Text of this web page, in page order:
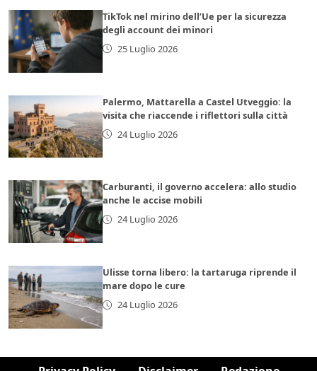
TikTok nel mirino dell’Ue per la sicurezza
degli account dei minori
25 Luglio 2026
Palermo, Mattarella a Castel Utveggio: la
visita che riaccende i riflettori sulla città
24 Luglio 2026
Carburanti, il governo accelera: allo studio
anche le accise mobili
24 Luglio 2026
Ulisse torna libero: la tartaruga riprende il
mare dopo le cure
24 Luglio 2026